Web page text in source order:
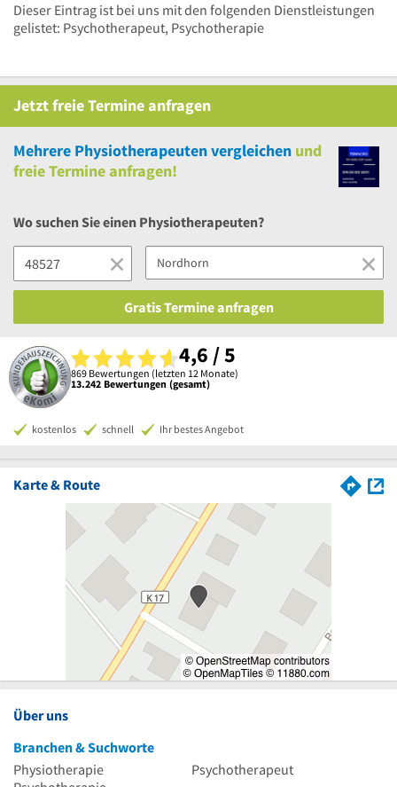
Dieser Eintrag ist bei uns mit den folgenden Dienstleistungen
gelistet: Psychotherapeut, Psychotherapie
JetztfreieTermine anfragen
Mehrere Physiotherapeuten vergleichen und
freieTermine anfragen!
Wo suchen Sie einen Physiotherapeuten?
Gratis Termine anfragen
4,6 / 5
869 Bewertungen (letzten 12 Monate)
13.242 Bewertungen (gesamt)
kostenlos schnell Ihr bestes Angebot
Karte & Route
Über uns
Branchen & Suchworte
Physiotherapie
Psychotherapeut